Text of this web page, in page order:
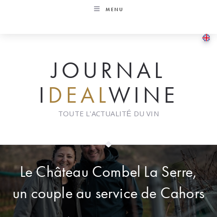
MENU
JOURNAL
I DEALWINE
TOUTE L'ACTUALITÉ DU VIN
Le Château Combel La Serre,
un couple au service de Cahors